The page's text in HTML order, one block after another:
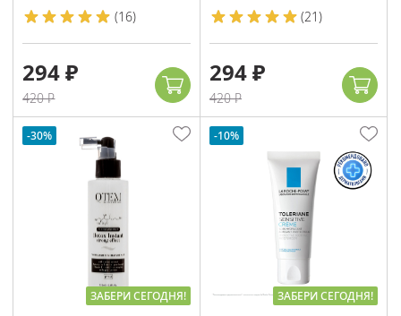
(16)
294 ₽
420 ₽
(21)
294 ₽
420 ₽
-30%
ЗАБЕРИ СЕГОДНЯ!
-10%
ЗАБЕРИ СЕГОДНЯ!